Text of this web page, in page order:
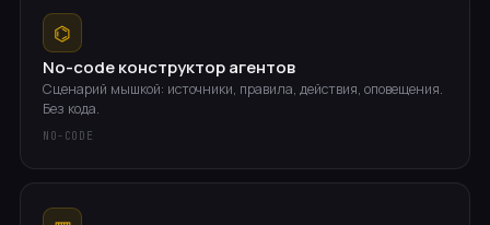
⌬
No-code конструктор агентов
Сценарий мышкой: источники, правила, действия, оповещения.
Без кода.
NO-CODE